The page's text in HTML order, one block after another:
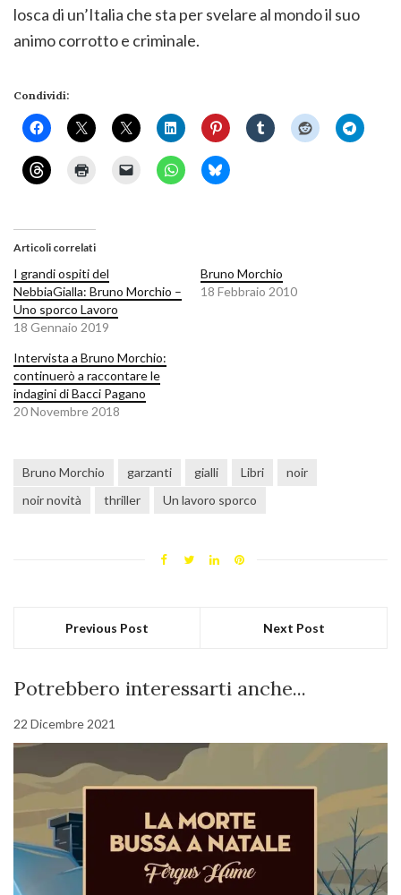
losca di un’Italia che sta per svelare al mondo il suo
animo corrotto e criminale.
Condividi:
Articoli correlati
I grandi ospiti del
NebbiaGialla: Bruno Morchio –
Uno sporco Lavoro
18 Gennaio 2019
Bruno Morchio
18 Febbraio 2010
Intervista a Bruno Morchio:
continuerò a raccontare le
indagini di Bacci Pagano
20 Novembre 2018
Bruno Morchio garzanti gialli Libri
noir
noir novità
thriller Un lavoro sporco
Previous Post Next Post
Potrebbero interessarti anche...
22 Dicembre 2021